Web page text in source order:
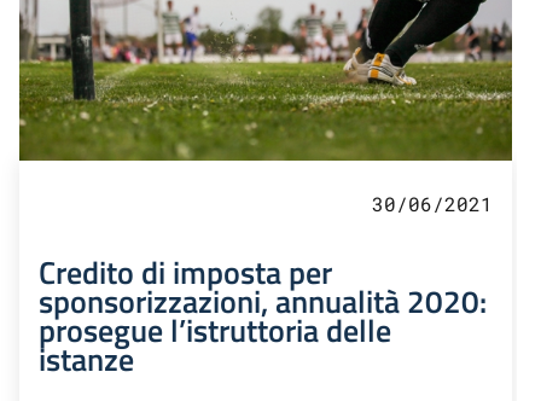
30/06/2021
Credito di imposta per
sponsorizzazioni, annualità 2020:
prosegue l’istruttoria delle
istanze